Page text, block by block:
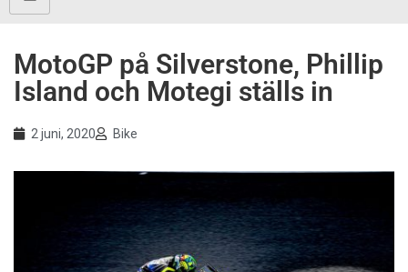
MotoGP på Silverstone, Phillip
Island och Motegi ställs in
2 juni, 2020 Bike